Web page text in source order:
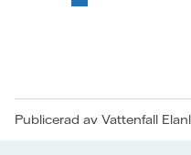
Publicerad av Vattenfall